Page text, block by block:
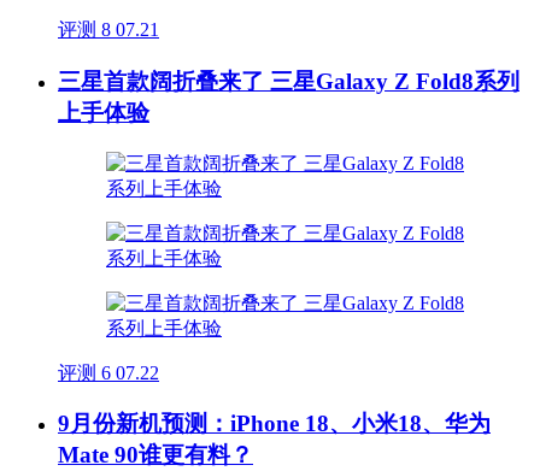
评测 8 07.21
三星首款阔折叠来了 三星Galaxy Z Fold8系列
上手体验
评测 6 07.22
9月份新机预测：iPhone 18、小米18、华为
Mate 90谁更有料？